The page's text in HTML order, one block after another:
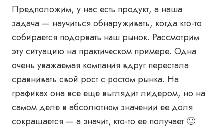
Предположим, у нас есть продукт, а наша
задача — научиться обнаруживать, когда кто-то
собирается подорвать наш рынок. Рассмотрим
эту ситуацию на практическом примере. Одна
очень уважаемая компания вдруг перестала
сравнивать свой рост с ростом рынка. На
графиках она все еще выглядит лидером, но на
самом деле в абсолютном значении ее доля
сокращается — а значит, кто-то ее получает 🙂